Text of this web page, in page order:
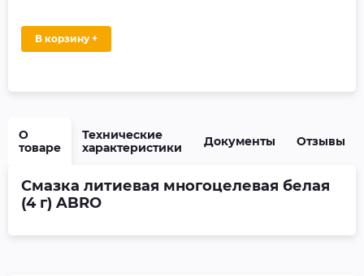
В корзину +
О
товаре
Технические
характеристики
Документы Отзывы
Смазка литиевая многоцелевая белая
(4 г) ABRO